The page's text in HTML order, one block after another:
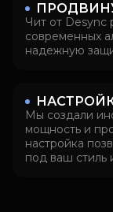
Чит от Desync
современных
надежную
Мы создали
мощность и
настройка
под ваш стиль